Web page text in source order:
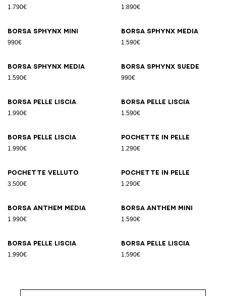
1.790€ 1.890€
Borsa SPHYNX Mini
990€
Borsa SPHYNX Media
1.590€
Borsa SPHYNX Media
1.590€
Borsa SPHYNX suede
990€
Borsa pelle liscia
1.990€
Borsa pelle liscia
1.590€
Borsa pelle liscia
1.990€
Pochette in pelle
1.290€
Pochette velluto
3.500€
Pochette in pelle
1.290€
Borsa ANTHEM Media
1.990€
Borsa ANTHEM Mini
1.590€
Borsa pelle liscia
1.990€
Borsa pelle liscia
1.590€